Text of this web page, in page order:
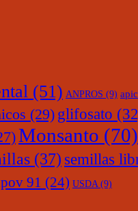
(51) ANPROS (9)
(29) glifosato
Monsanto (70)
(37) semillas
91 (24) USDA (9)